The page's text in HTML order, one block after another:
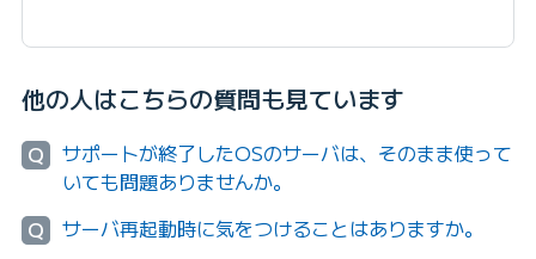
他の人はこちらの質問も見ています
Q
サポートが終了したOSのサーバは、そのまま使って
いても問題ありませんか。
Q
サーバ再起動時に気をつけることはありますか。